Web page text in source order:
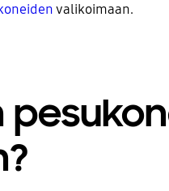
valikoimaan.